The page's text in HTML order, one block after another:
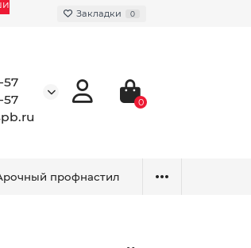
Закладки 0
57
57
0
профнастил